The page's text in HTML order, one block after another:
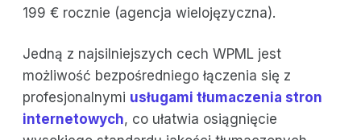
199 € rocznie (agencja wielojęzyczna).
Jedną z najsilniejszych cech WPML jest
możliwość bezpośredniego łączenia się z
profesjonalnymi usługami tłumaczenia stron
internetowych, co ułatwia osiągnięcie